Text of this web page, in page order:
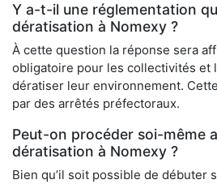
Y a-t-il une réglementation
dératisation à Nomexy ?
À cette question la réponse sera
obligatoire pour les collectivités et
dératiser leur environnement.
par des arrêtés préfectoraux.
Peut-on procéder soi-même
dératisation à Nomexy ?
Bien qu’il soit possible de débuter